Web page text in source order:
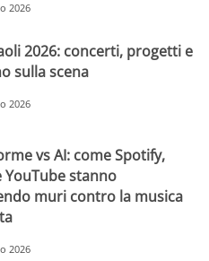
2026
2026: concerti, progetti e
sulla scena
2026
vs AI: come Spotify,
YouTube stanno
muri contro la musica
2026